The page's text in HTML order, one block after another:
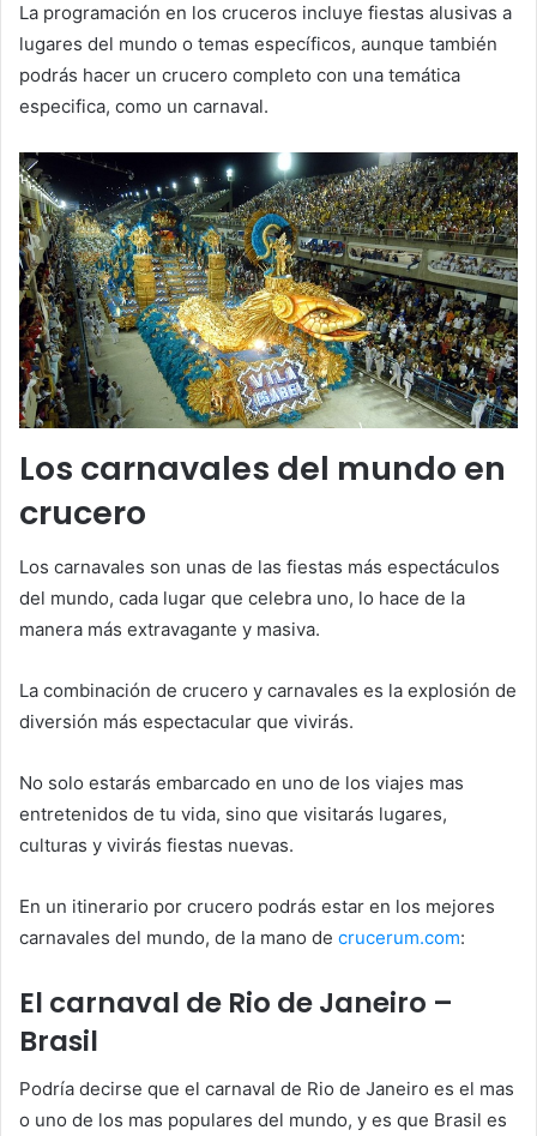
La programación en los cruceros incluye fiestas alusivas a
lugares del mundo o temas específicos, aunque también
podrás hacer un crucero completo con una temática
especifica, como un carnaval.
Los carnavales del mundo en
crucero
Los carnavales son unas de las fiestas más espectáculos
del mundo, cada lugar que celebra uno, lo hace de la
manera más extravagante y masiva.
La combinación de crucero y carnavales es la explosión de
diversión más espectacular que vivirás.
No solo estarás embarcado en uno de los viajes mas
entretenidos de tu vida, sino que visitarás lugares,
culturas y vivirás fiestas nuevas.
En un itinerario por crucero podrás estar en los mejores
carnavales del mundo, de la mano de crucerum.com:
El carnaval de Rio de Janeiro –
Brasil
Podría decirse que el carnaval de Rio de Janeiro es el mas
o uno de los mas populares del mundo, y es que Brasil es